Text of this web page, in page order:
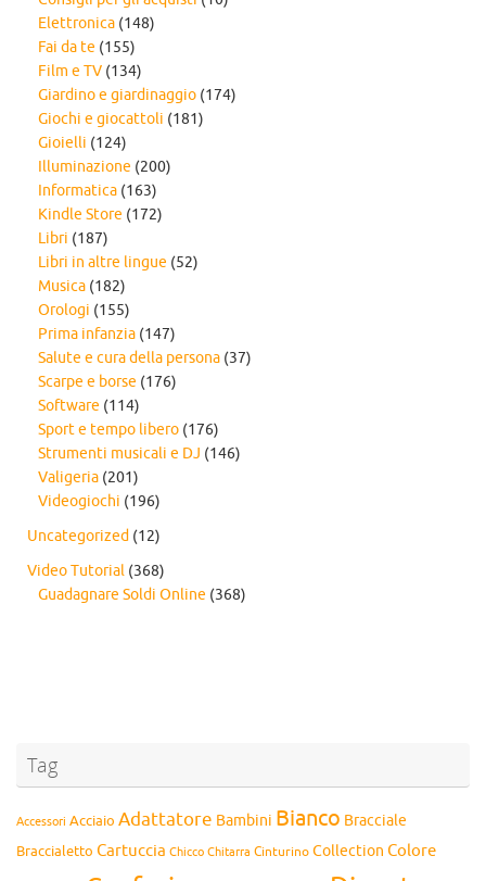
Elettronica (148)
Fai da te (155)
Film e TV (134)
Giardino e giardinaggio (174)
Giochi e giocattoli (181)
Gioielli (124)
Illuminazione (200)
Informatica (163)
Kindle Store (172)
Libri (187)
Libri in altre lingue (52)
Musica (182)
Orologi (155)
Prima infanzia (147)
Salute e cura della persona (37)
Scarpe e borse (176)
Software (114)
Sport e tempo libero (176)
Strumenti musicali e DJ (146)
Valigeria (201)
Videogiochi (196)
Uncategorized (12)
Video Tutorial (368)
Guadagnare Soldi Online (368)
Tag
Accessori Acciaio Adattatore Bambini Bianco Bracciale
Braccialetto Cartuccia Chicco Chitarra Cinturino Collection Colore